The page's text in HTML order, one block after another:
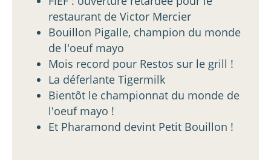
restaurant de Victor Mercier
Bouillon Pigalle, champion du monde
de l'oeuf mayo
Mois record pour Restos sur le grill !
La déferlante Tigermilk
Bientôt le championnat du monde de
l'oeuf mayo !
Et Pharamond devint Petit Bouillon !